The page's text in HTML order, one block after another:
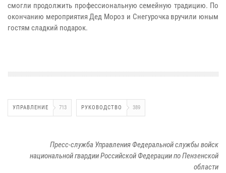
смогли продолжить профессиональную семейную традицию. По
окончанию мероприятия Дед Мороз и Снегурочка вручили юным
гостям сладкий подарок.
УПРАВЛЕНИЕ 713 РУКОВОДСТВО 389
Пресс-служба Управления Федеральной службы войск
национальной гвардии Российской Федерации по Пензенской
области